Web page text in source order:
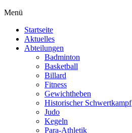
Menü
Startseite
Aktuelles
Abteilungen
Badminton
Basketball
Billard
Fitness
Gewichtheben
Historischer Schwertkampf
Judo
Kegeln
Para-Athletik